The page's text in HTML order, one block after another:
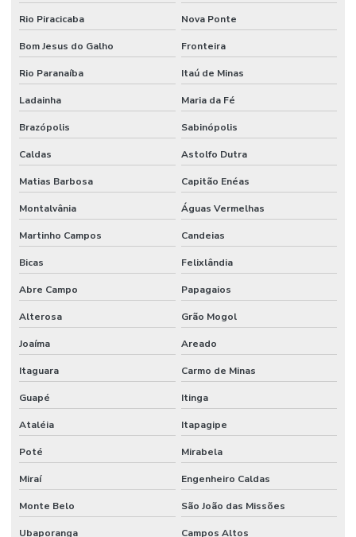
Rio Piracicaba Nova Ponte
Bom Jesus do Galho Fronteira
Rio Paranaíba Itaú de Minas
Ladainha Maria da Fé
Brazópolis Sabinópolis
Caldas Astolfo Dutra
Matias Barbosa Capitão Enéas
Montalvânia Águas Vermelhas
Martinho Campos Candeias
Bicas Felixlândia
Abre Campo Papagaios
Alterosa Grão Mogol
Joaíma Areado
Itaguara Carmo de Minas
Guapé Itinga
Ataléia Itapagipe
Poté Mirabela
Miraí Engenheiro Caldas
Monte Belo São João das Missões
Ubaporanga Campos Altos